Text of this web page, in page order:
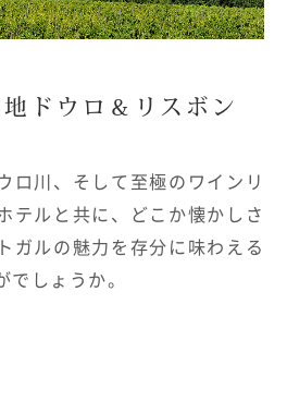
ドウロ＆リスボン
ロ川、そして至極のワインリ
テルと共に、どこか懐かしさ
ガルの魅力を存分に味わえる
でしょうか。